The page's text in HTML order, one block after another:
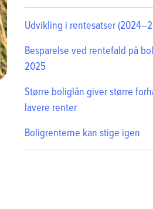
Udvikling i rentesatser
Besparelse ved rentefald på
2025
Større boliglån giver større
lavere renter
Boligrenterne kan stige igen